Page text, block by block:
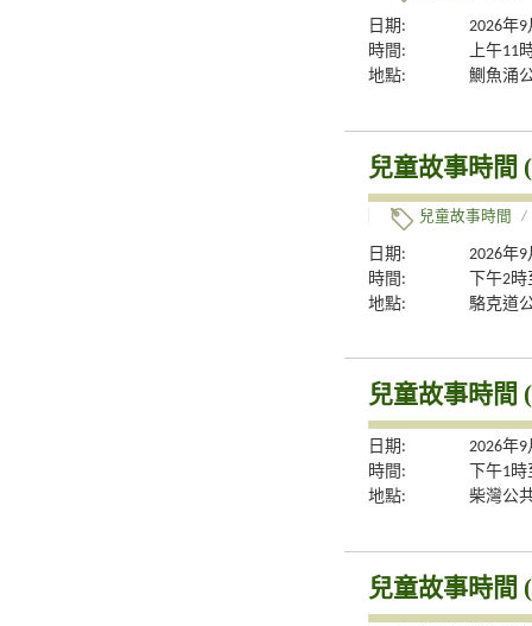
日期:
2026年
時間:
上午11
地點:
鰂魚涌
兒童故事時間
兒童故事時間 /
日期:
2026年
時間:
下午2
地點:
駱克道
兒童故事時間
日期:
2026年
時間:
下午1
地點:
柴灣公
兒童故事時間